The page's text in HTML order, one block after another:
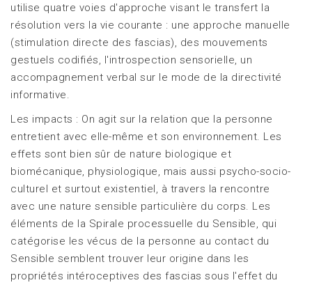
utilise quatre voies d'approche visant le transfert la
résolution vers la vie courante : une approche manuelle
(stimulation directe des fascias), des mouvements
gestuels codifiés, l'introspection sensorielle, un
accompagnement verbal sur le mode de la directivité
informative.
Les impacts : On agit sur la relation que la personne
entretient avec elle-même et son environnement. Les
effets sont bien sûr de nature biologique et
biomécanique, physiologique, mais aussi psycho-socio-
culturel et surtout existentiel, à travers la rencontre
avec une nature sensible particulière du corps. Les
éléments de la Spirale processuelle du Sensible, qui
catégorise les vécus de la personne au contact du
Sensible semblent trouver leur origine dans les
propriétés intéroceptives des fascias sous l'effet du